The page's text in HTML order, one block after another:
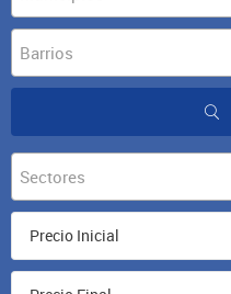
Barrios
Sectores